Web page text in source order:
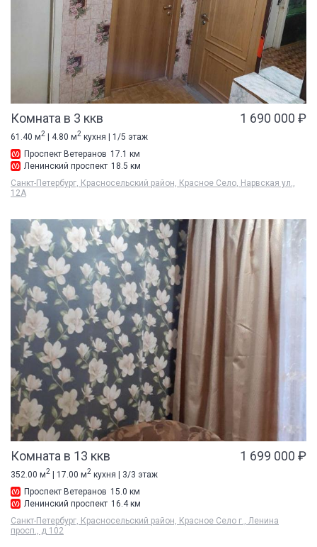
Комната в 3 ккв 1 690 000 ₽
61.40 м2 | 4.80 м2 кухня | 1/5 этаж
Проспект Ветеранов 17.1 км
Ленинский проспект 18.5 км
Санкт-Петербург, Красносельский район, Красное Село, Нарвская ул.,
12А
Комната в 13 ккв 1 699 000 ₽
352.00 м2 | 17.00 м2 кухня | 3/3 этаж
Проспект Ветеранов 15.0 км
Ленинский проспект 16.4 км
Санкт-Петербург, Красносельский район, Красное Село г., Ленина
просп., д 102